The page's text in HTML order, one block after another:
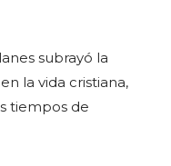
subrayó la
la vida cristiana,
tiempos de